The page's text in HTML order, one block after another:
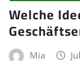
Welche
Mia